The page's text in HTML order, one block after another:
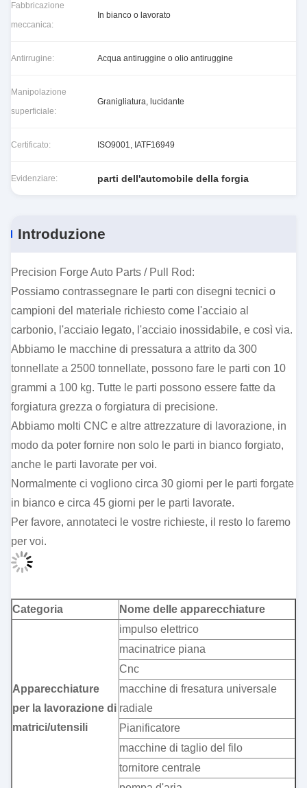
Fabbricazione
meccanica:
In bianco o lavorato
Antirrugine: Acqua antiruggine o olio antiruggine
Manipolazione
superficiale:
Granigliatura, lucidante
Certificato: ISO9001, IATF16949
Evidenziare: parti dell'automobile della forgia
Introduzione
Precision Forge Auto Parts / Pull Rod:
Possiamo contrassegnare le parti con disegni tecnici o
campioni del materiale richiesto come l'acciaio al
carbonio, l'acciaio legato, l'acciaio inossidabile, e così via.
Abbiamo le macchine di pressatura a attrito da 300
tonnellate a 2500 tonnellate, possono fare le parti con 10
grammi a 100 kg. Tutte le parti possono essere fatte da
forgiatura grezza o forgiatura di precisione.
Abbiamo molti CNC e altre attrezzature di lavorazione, in
modo da poter fornire non solo le parti in bianco forgiato,
anche le parti lavorate per voi.
Normalmente ci vogliono circa 30 giorni per le parti forgate
in bianco e circa 45 giorni per le parti lavorate.
Per favore, annotateci le vostre richieste, il resto lo faremo
per voi.
Categoria Nome delle apparecchiature
Apparecchiature
per la lavorazione di
matrici/utensili
impulso elettrico
macinatrice piana
Cnc
macchine di fresatura universale
radiale
Pianificatore
macchine di taglio del filo
tornitore centrale